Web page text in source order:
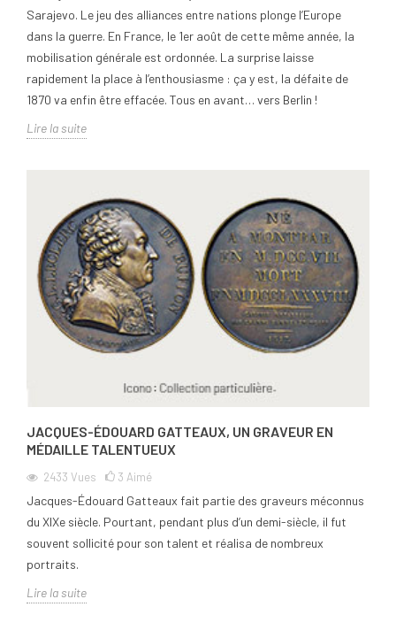
Sarajevo. Le jeu des alliances entre nations plonge l’Europe
dans la guerre. En France, le 1er août de cette même année, la
mobilisation générale est ordonnée. La surprise laisse
rapidement la place à l’enthousiasme : ça y est, la défaite de
1870 va enfin être effacée. Tous en avant… vers Berlin !
Lire la suite
JACQUES-ÉDOUARD GATTEAUX, UN GRAVEUR EN
MÉDAILLE TALENTUEUX
2433 Vues 3 Aimé
Jacques-Édouard Gatteaux fait partie des graveurs méconnus
du XIXe siècle. Pourtant, pendant plus d’un demi-siècle, il fut
souvent sollicité pour son talent et réalisa de nombreux
portraits.
Lire la suite